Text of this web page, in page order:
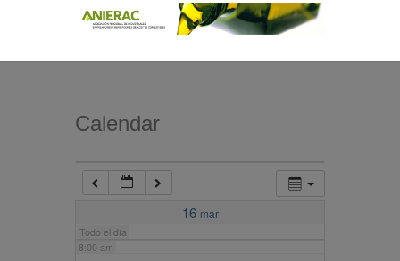
Calendar
16 mar
Todo el día
7:00 am
8:00 am